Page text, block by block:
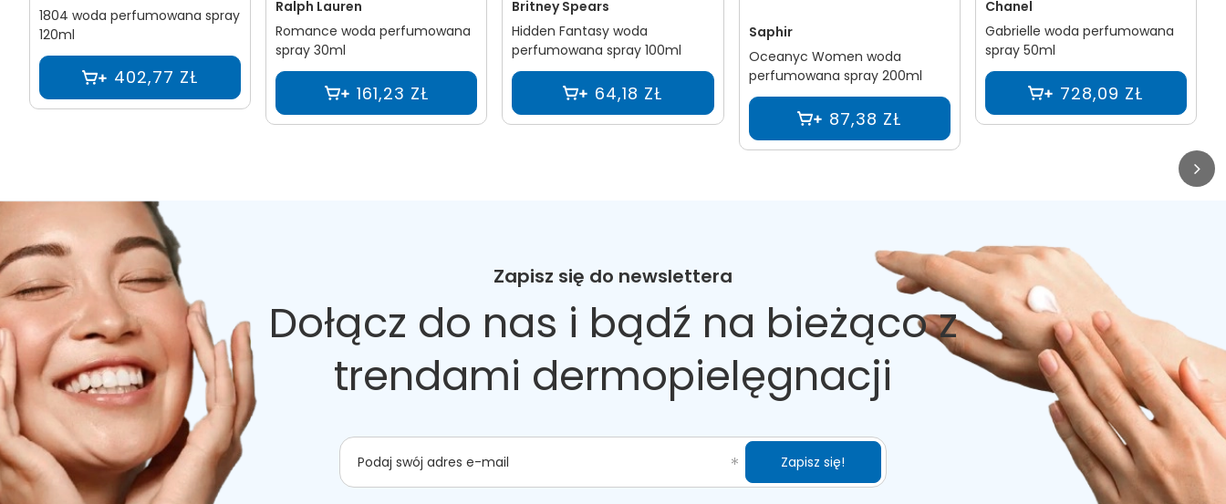
1804 woda perfumowana spray
120ml
402,77 ZŁ
Ralph Lauren
Romance woda perfumowana
spray 30ml
161,23 ZŁ
Britney Spears
Hidden Fantasy woda
perfumowana spray 100ml
64,18 ZŁ
Saphir
Oceanyc Women woda
perfumowana spray 200ml
87,38 ZŁ
Chanel
Gabrielle woda perfumowana
spray 50ml
728,09 ZŁ
Zapisz się do newslettera
Dołącz do nas i bądź na bieżąco z
trendami dermopielęgnacji
Podaj swój adres e-mail Zapisz się!